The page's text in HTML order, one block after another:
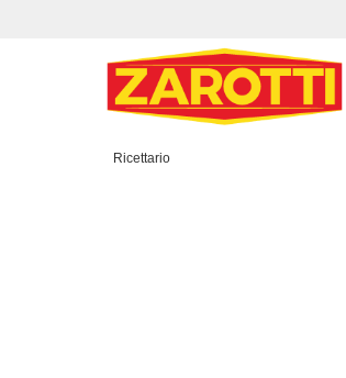
Ricettario